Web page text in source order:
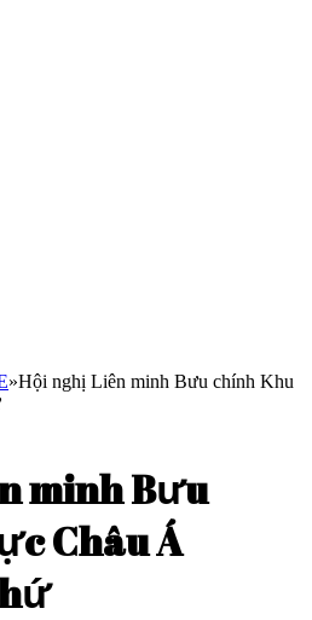
»Hội nghị Liên minh Bưu chính Khu
minh Bưu
Châu Á